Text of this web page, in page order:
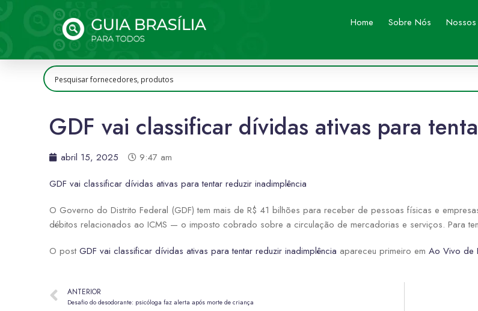
Home Sobre Nós
GDF vai classificar dívidas ativas para
abril 15, 2025
9:47 am
GDF vai classificar dívidas ativas para tentar reduzir inadimplência
O Governo do Distrito Federal (GDF) tem mais de R$ 41 bilhões para receber de pessoas físicas e
débitos relacionados ao ICMS — o imposto cobrado sobre a circulação de mercadorias e serviços. Para
O post GDF vai classificar dívidas ativas para tentar reduzir inadimplência apareceu primeiro em Ao Vivo de
ANTERIOR
Desafio do desodorante: psicóloga faz alerta após morte de criança